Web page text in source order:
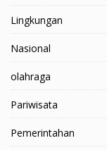
Lingkungan
Nasional
olahraga
Pariwisata
Pemerintahan